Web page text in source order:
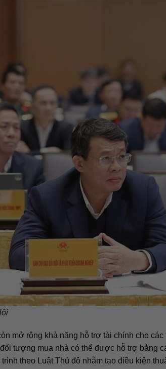
mở rộng khả năng hỗ trợ tài chính cho các
tượng mua nhà có thể được hỗ trợ bằng
theo Luật Thủ đô nhằm tạo điều kiện